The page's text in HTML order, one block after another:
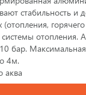
стабильность
(отопления,
Максимальная
4м.
аква